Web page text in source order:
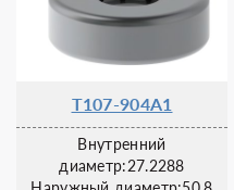
T107-904A1
Внутренний
диаметр:27.2288